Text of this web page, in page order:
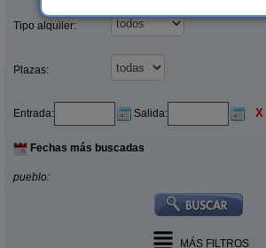
Tipo alquiler:
Plazas:
Entrada: Salida: X
Fechas más buscadas
pueblo:
MÁS FILTROS